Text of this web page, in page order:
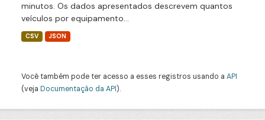
minutos. Os dados apresentados descrevem quantos
veículos por equipamento...
CSV JSON
Você também pode ter acesso a esses registros usando a API
(veja Documentação da API).